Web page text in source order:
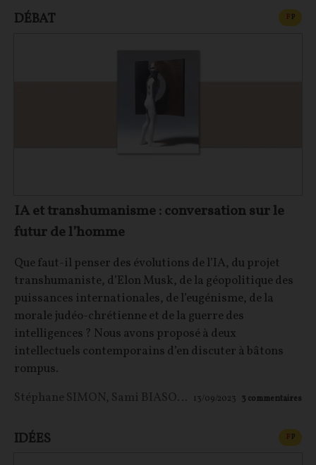
DÉBAT FP
IA et transhumanisme : conversation sur le
futur de l’homme
Que faut-il penser des évolutions de l’IA, du projet
transhumaniste, d’Elon Musk, de la géopolitique des
puissances internationales, de l’eugénisme, de la
morale judéo-chrétienne et de la guerre des
intelligences ? Nous avons proposé à deux
intellectuels contemporains d’en discuter à bâtons
rompus.
Stéphane SIMON, Sami BIASONI ,Laurent Alexandre
13/09/2023 3 commentaires
IDÉES FP